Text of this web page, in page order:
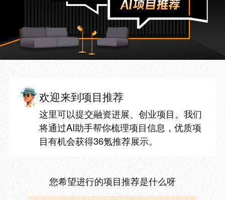
欢迎来到项目推荐
这里可以提交融资进展、创业项目。我们
将通过AI助手帮你梳理项目信息，优质项
目有机会获得36氪推荐展示。
您希望进行的项目推荐是什么呀